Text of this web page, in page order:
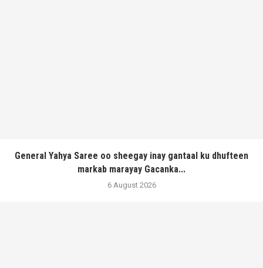
General Yahya Saree oo sheegay inay gantaal ku dhufteen
markab marayay Gacanka...
6 August 2026